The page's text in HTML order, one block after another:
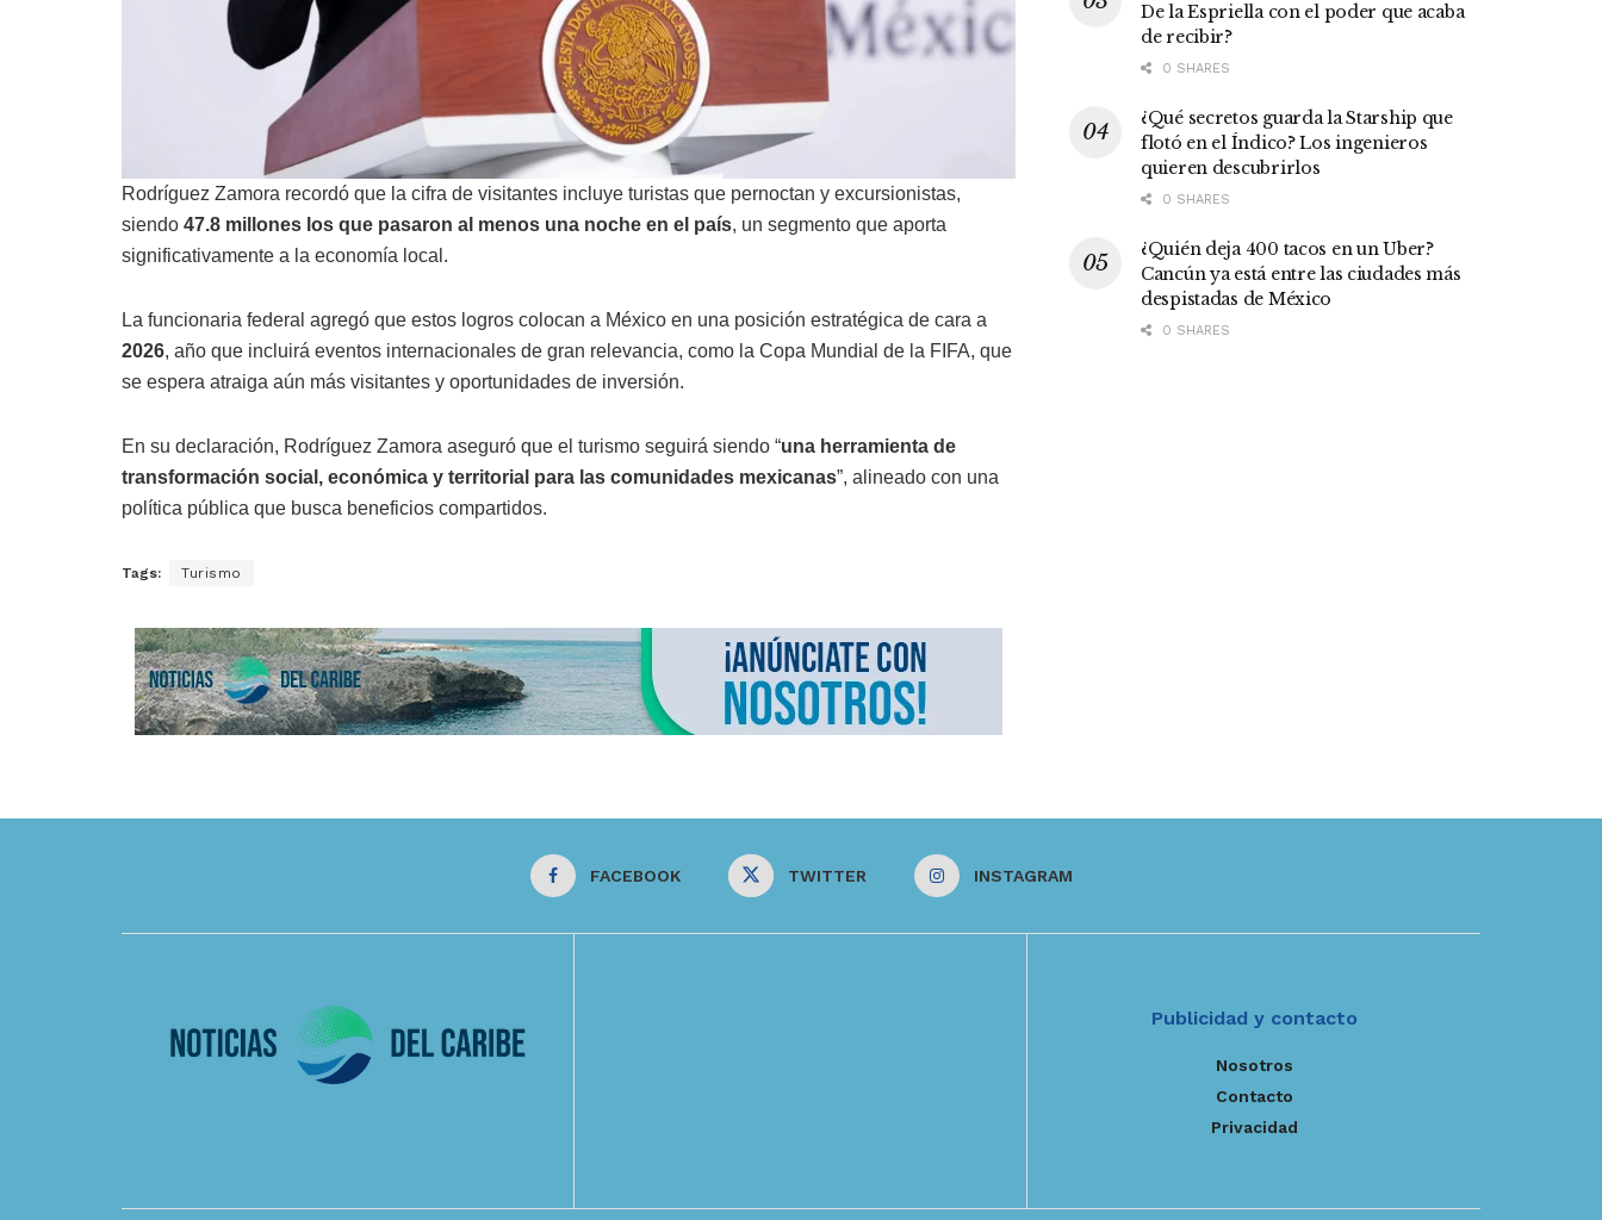
Rodríguez Zamora recordó que la cifra de visitantes incluye turistas que pernoctan y excursionistas,
siendo 47.8 millones los que pasaron al menos una noche en el país, un segmento que aporta
significativamente a la economía local.
La funcionaria federal agregó que estos logros colocan a México en una posición estratégica de cara a
2026, año que incluirá eventos internacionales de gran relevancia, como la Copa Mundial de la FIFA, que
se espera atraiga aún más visitantes y oportunidades de inversión.
En su declaración, Rodríguez Zamora aseguró que el turismo seguirá siendo “una herramienta de
transformación social, económica y territorial para las comunidades mexicanas”, alineado con una
política pública que busca beneficios compartidos.
Tags: Turismo
De la Espriella con el poder que acaba
de recibir?
0 SHARES
¿Qué secretos guarda la Starship que
flotó en el Índico? Los ingenieros
quieren descubrirlos
0 SHARES
¿Quién deja 400 tacos en un Uber?
Cancún ya está entre las ciudades más
despistadas de México
0 SHARES
FACEBOOK TWITTER INSTAGRAM
Publicidad y contacto
Nosotros
Contacto
Privacidad